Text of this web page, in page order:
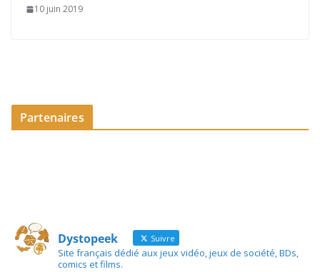
10 juin 2019
Partenaires
Dystopeek Suivre
Site français dédié aux jeux vidéo, jeux de société, BDs,
comics et films.